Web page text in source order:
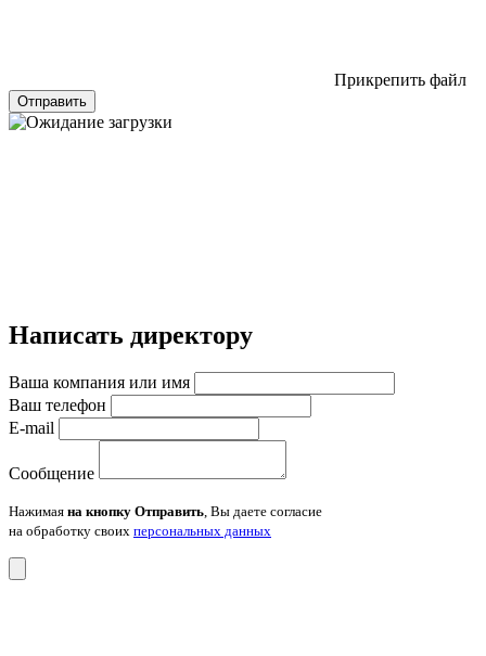
Прикрепить файл
Отправить
Написать директору
Ваша компания или имя
Ваш телефон
E-mail
Сообщение
Нажимая на кнопку Отправить , Вы даете согласие
на обработку своих персональных данных